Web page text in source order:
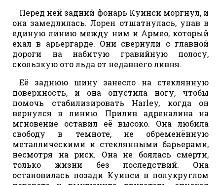
Перед ней задний фонарь Куинси моргнул, и
она замедлилась. Лорен отшатнулась, упав в
единую линию между ним и Армео, который
ехал в арьергарде. Они свернули с главной
дороги на набитую гравийную полосу,
скользкую ото льда от недавнего ливня.
Её заднюю шину занесло на стеклянную
поверхность, и она опустила ногу, чтобы
помочь стабилизировать Harley, когда он
вернулся в линию. Прилив адреналина на
мгновение оставил её высоко. Она любила
свободу в темноте, не обременённую
металлическими и стеклянными барьерами,
несмотря на риск. Она не боялась смерти,
только жизни без последствий. Она
остановилась позади Куинси в полукруглом